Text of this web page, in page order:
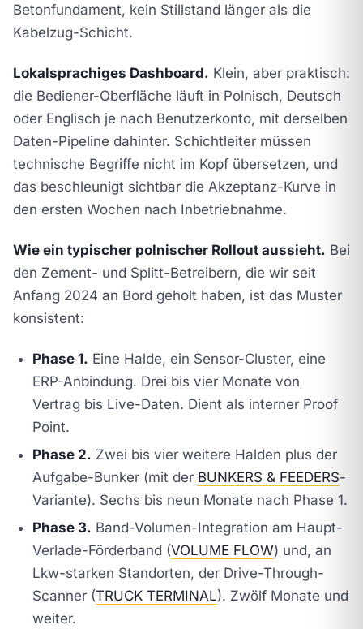
Betonfundament, kein Stillstand länger als die
Kabelzug-Schicht.
Lokalsprachiges Dashboard. Klein, aber praktisch:
die Bediener-Oberfläche läuft in Polnisch, Deutsch
oder Englisch je nach Benutzerkonto, mit derselben
Daten-Pipeline dahinter. Schichtleiter müssen
technische Begriffe nicht im Kopf übersetzen, und
das beschleunigt sichtbar die Akzeptanz-Kurve in
den ersten Wochen nach Inbetriebnahme.
Wie ein typischer polnischer Rollout aussieht. Bei
den Zement- und Splitt-Betreibern, die wir seit
Anfang 2024 an Bord geholt haben, ist das Muster
konsistent:
Phase 1. Eine Halde, ein Sensor-Cluster, eine
ERP-Anbindung. Drei bis vier Monate von
Vertrag bis Live-Daten. Dient als interner Proof
Point.
Phase 2. Zwei bis vier weitere Halden plus der
Aufgabe-Bunker (mit der BUNKERS & FEEDERS-
Variante). Sechs bis neun Monate nach Phase 1.
Phase 3. Band-Volumen-Integration am Haupt-
Verlade-Förderband (VOLUME FLOW) und, an
Lkw-starken Standorten, der Drive-Through-
Scanner (TRUCK TERMINAL). Zwölf Monate und
weiter.